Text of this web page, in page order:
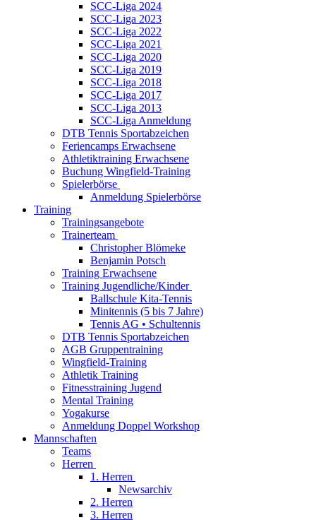
SCC-Liga 2024
SCC-Liga 2023
SCC-Liga 2022
SCC-Liga 2021
SCC-Liga 2020
SCC-Liga 2019
SCC-Liga 2018
SCC-Liga 2017
SCC-Liga 2013
SCC-Liga Anmeldung
DTB Tennis Sportabzeichen
Feriencamps Erwachsene
Athletiktraining Erwachsene
Buchung Wingfield-Training
Spielerbörse
Anmeldung Spielerbörse
Training
Trainingsangebote
Trainerteam
Christopher Blömeke
Benjamin Potsch
Training Erwachsene
Training Jugendliche/Kinder
Ballschule Kita-Tennis
Minitennis (5 bis 7 Jahre)
Tennis AG • Schultennis
DTB Tennis Sportabzeichen
AGB Gruppentraining
Wingfield-Training
Athletik Training
Fitnesstraining Jugend
Mental Training
Yogakurse
Anmeldung Doppel Workshop
Mannschaften
Teams
Herren
1. Herren
Newsarchiv
2. Herren
3. Herren